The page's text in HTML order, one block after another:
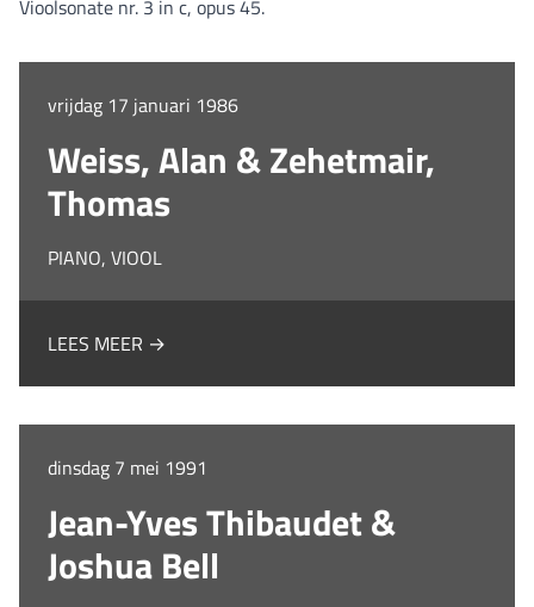
Vioolsonate nr. 3 in c, opus 45.
vrijdag 17 januari 1986
Weiss, Alan & Zehetmair,
Thomas
PIANO, VIOOL
LEES MEER →
dinsdag 7 mei 1991
Jean-Yves Thibaudet &
Joshua Bell